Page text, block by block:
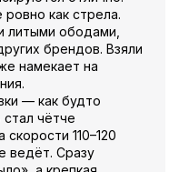
как стрела.
литыми ободами,
брендов. Взяли
намекает на
— как будто
чётче
110–120
ведёт. Сразу